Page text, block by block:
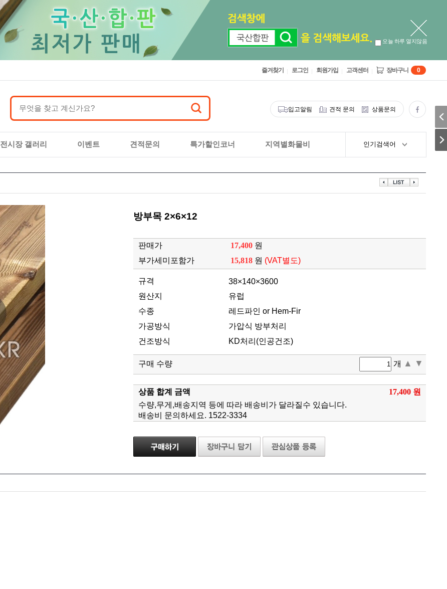
오늘 하루 열지않음
즐겨찾기 로그인 회원가입 고객센터 장바구니 0
입고알림 견적 문의 상품문의
전시장 갤러리 이벤트 견적문의 특가할인코너 지역별화물비 인기검색어
방부목 2×6×12
판매가 17,400 원
부가세미포함가
15,818 원 (VAT별도)
규격
38×140×3600
원산지
유럽
수종
레드파인 or Hem-Fir
가공방식
가압식 방부처리
건조방식
KD처리(인공건조)
구매 수량 개 ▲ ▼
상품 합계 금액
17,400 원
수량,무게,배송지역 등에 따라 배송비가 달라질수 있습니다.
배송비 문의하세요. 1522-3334